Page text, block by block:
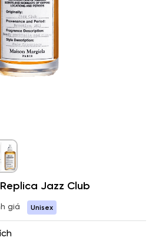
Jazz Club
giá Unisex